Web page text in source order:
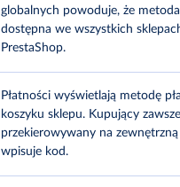
globalnych powoduje, że
dostępna we wszystkich
PrestaShop.
Płatności wyświetlają metodę
koszyku sklepu. Kupujący
przekierowywany na
wpisuje kod.